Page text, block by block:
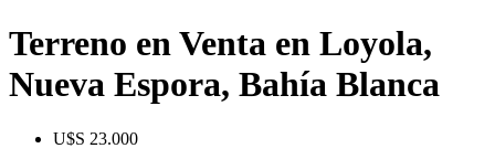
Terreno en Venta en Loyola,
Nueva Espora, Bahía Blanca
U$S 23.000